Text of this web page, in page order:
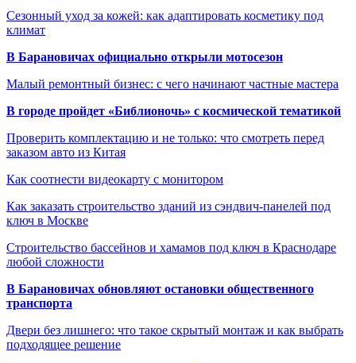
Сезонный уход за кожей: как адаптировать косметику под
климат
В Барановичах официально открыли мотосезон
Малый ремонтный бизнес: с чего начинают частные мастера
В городе пройдет «Библионочь» с космической тематикой
Проверить комплектацию и не только: что смотреть перед
заказом авто из Китая
Как соотнести видеокарту с монитором
Как заказать строительство зданий из сэндвич-панелей под
ключ в Москве
Строительство бассейнов и хамамов под ключ в Краснодаре
любой сложности
В Барановичах обновляют остановки общественного
транспорта
Двери без лишнего: что такое скрытый монтаж и как выбрать
подходящее решение